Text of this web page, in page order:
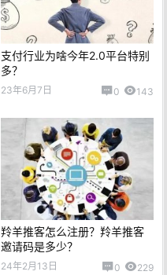
支付行业为啥今年2.0平台特别
多？
23年6月7日 0 143
羚羊推客怎么注册？羚羊推客
邀请码是多少？
24年2月13日 0 229